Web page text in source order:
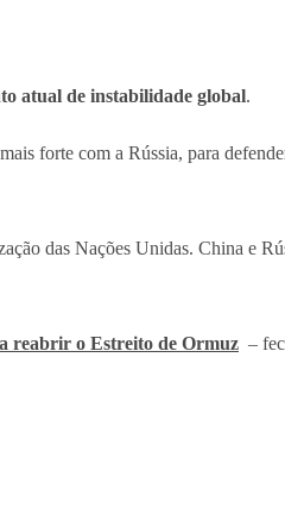
atual de instabilidade global.
forte com a Rússia, para
das Nações Unidas. China e
reabrir o Estreito de Ormuz –